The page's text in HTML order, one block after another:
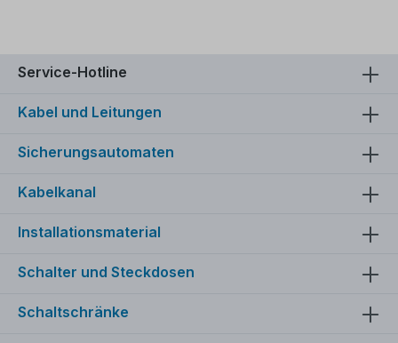
Service-Hotline
Kabel und Leitungen
Sicherungsautomaten
Kabelkanal
Installationsmaterial
Schalter und Steckdosen
Schaltschränke